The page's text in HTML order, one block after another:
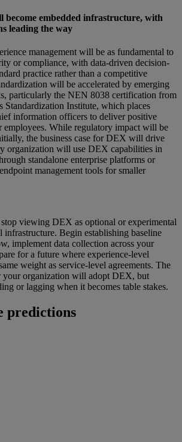
embedded infrastructure, with
leading the way
management will be as fundamental to
or compliance, with data-driven decision-
practice rather than a competitive
will be accelerated by emerging
particularly the NEN 8038 certification from
Standardization Institute, which places
information officers to deliver positive
employees. While regulatory impact will be
the business case for DEX will drive
organization will use DEX capabilities in
standalone enterprise platforms or
management tools for smaller
viewing DEX as optional or experimental
infrastructure. Begin establishing baseline
implement data collection across your
for a future where experience-level
weight as service-level agreements. The
your organization will adopt DEX, but
or lagging when it becomes table stakes.
predictions